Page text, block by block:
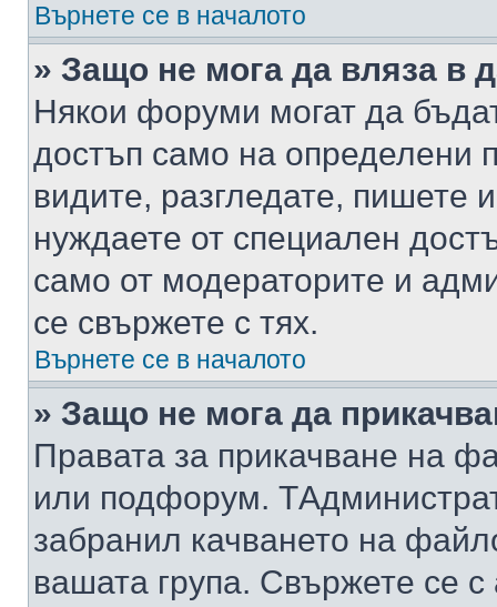
Върнете се в началото
» Защо не мога да вляза в
Някои форуми могат да
достъп само на определени
видите, разгледате, пишете
нуждаете от специален
само от модераторите и
се свържете с тях.
Върнете се в началото
» Защо не мога да
Правата за прикачване на
или подфорум.
забранил качването на
вашата група. Свържете се